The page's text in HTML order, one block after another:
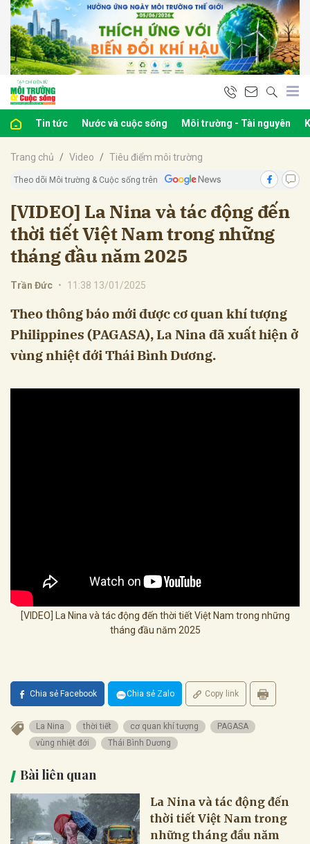
Tin tức Nước và cuộc sống Môi trường - Tài nguyên
Trang chủ Video Tiêu điểm môi trường
Theo dõi Môi trường & Cuộc sống trên
[VIDEO] La Nina và tác động đến
thời tiết Việt Nam trong những
tháng đầu năm 2025
Trần Đức • 11:38 13/01/2025
Theo thông báo mới được cơ quan khí tượng
Philippines (PAGASA), La Nina đã xuất hiện ở
vùng nhiệt đới Thái Bình Dương.
[VIDEO] La Nina và tác động đến thời tiết Việt Nam trong những
tháng đầu năm 2025
Chia sẻ Facebook Chia sẻ Zalo Copy link
La Nina thời tiết cơ quan khí tượng
PAGASA
vùng nhiệt đới
Thái Bình Dương
Bài liên quan
La Nina và tác động đến
thời tiết Việt Nam trong
những tháng đầu năm
luận
Hủy